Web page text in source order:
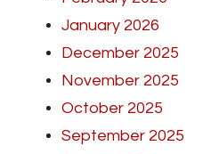
January 2026
December 2025
November 2025
October 2025
September 2025